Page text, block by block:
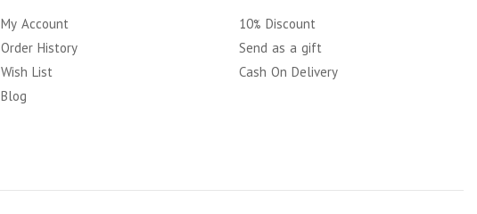
My Account
Order History
Wish List
Blog
10% Discount
Send as a gift
Cash On Delivery